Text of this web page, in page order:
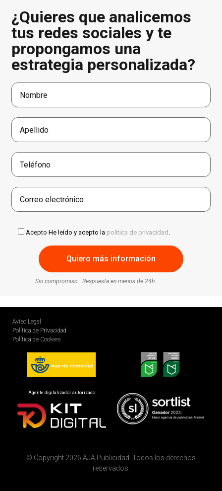
¿Quieres que analicemos
tus redes sociales y te
propongamos una
estrategia personalizada?
Acepto He leído y acepto la política de privacidad .
Sin compromiso · Respuesta en menos de 24h.
Aviso Legal
Política de Privacidad
Política de Cookies
Agente digitalizador autorizado
© Copyright 2026 AJA Publicidad. Todos los derechos
reservados.